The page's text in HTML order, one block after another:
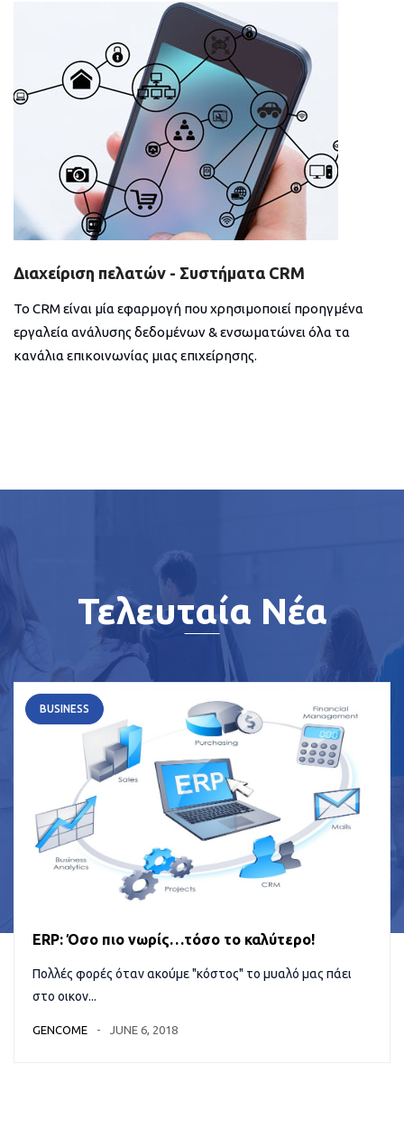
Διαχείριση πελατών - Συστήματα CRM
Το CRM είναι μία εφαρμογή που χρησιμοποιεί προηγμένα
εργαλεία ανάλυσης δεδομένων & ενσωματώνει όλα τα
κανάλια επικοινωνίας μιας επιχείρησης.
Τελευταία Νέα
BUSINESS
ERP: Όσο πιο νωρίς…τόσο το καλύτερο!
Πολλές φορές όταν ακούμε "κόστος" το μυαλό μας πάει
στο οικον...
GENCOME JUNE 6, 2018